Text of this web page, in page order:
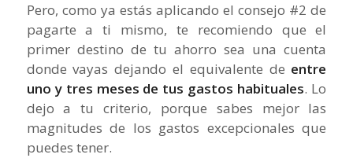
Pero, como ya estás aplicando el consejo #2 de
pagarte a ti mismo, te recomiendo que el
primer destino de tu ahorro sea una cuenta
donde vayas dejando el equivalente de entre
uno y tres meses de tus gastos habituales. Lo
dejo a tu criterio, porque sabes mejor las
magnitudes de los gastos excepcionales que
puedes tener.